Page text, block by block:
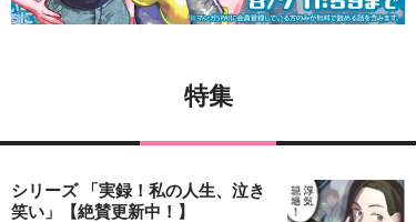
特集
シリーズ 「実録！私の人生、泣き
笑い」【絶賛更新中！】